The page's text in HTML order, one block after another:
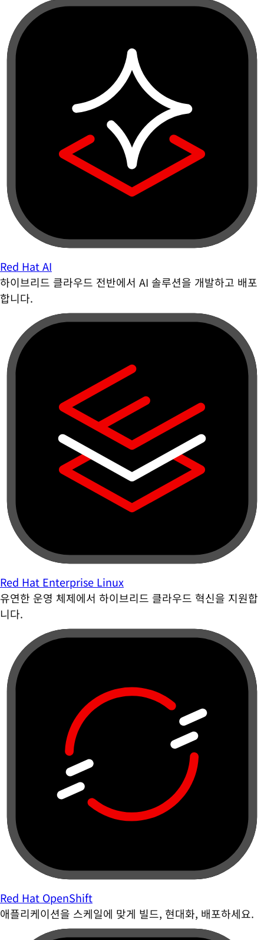
Red Hat AI
하이브리드 클라우드 전반에서 AI 솔루션을 개발하고 배포
합니다.
Red Hat Enterprise Linux
유연한 운영 체제에서 하이브리드 클라우드 혁신을 지원합
니다.
Red Hat OpenShift
애플리케이션을 스케일에 맞게 빌드, 현대화, 배포하세요.